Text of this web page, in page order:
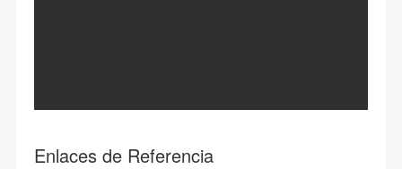
Enlaces de Referencia